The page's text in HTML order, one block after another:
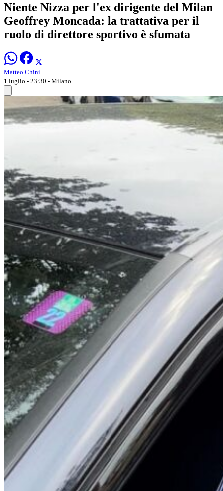
Niente Nizza per l'ex dirigente del Milan
Geoffrey Moncada: la trattativa per il
ruolo di direttore sportivo è sfumata
Matteo Chini
1 luglio - 23:30 - Milano